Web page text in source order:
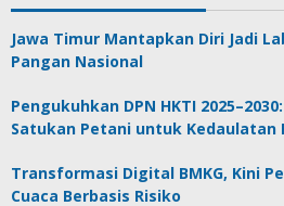
Jawa Timur Mantapkan Diri Jadi
Pangan Nasional
Pengukuhkan DPN HKTI
Satukan Petani untuk Kedaulatan
Transformasi Digital BMKG, Kini
Cuaca Berbasis Risiko